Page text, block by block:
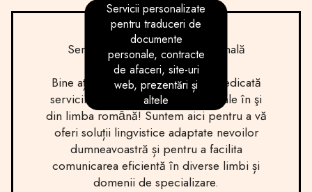
Servicii personalizate
pentru traduceri de
documente
personale, contracte
de afaceri, site-uri
web, prezentări și
altele
Servicii de Traducere Profesională
Bine ați venit pe pagina noastră dedicată
serviciilor de traducere profesionale în şi
din limba romȃnă! Suntem aici pentru a vă
oferi soluții lingvistice adaptate nevoilor
dumneavoastră și pentru a facilita
comunicarea eficientă în diverse limbi și
domenii de specializare.